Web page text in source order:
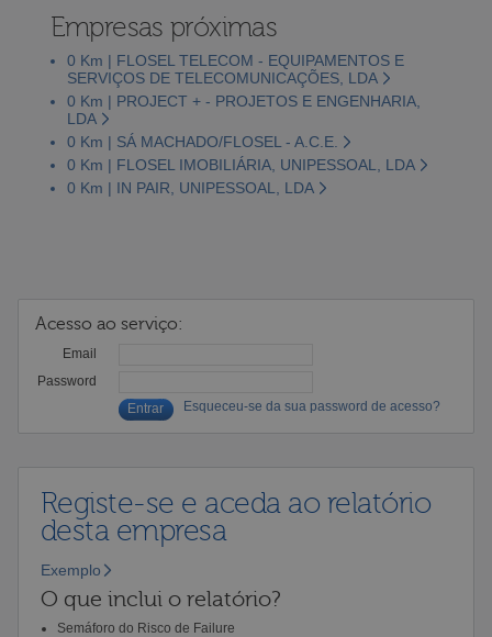
Empresas próximas
0 Km | FLOSEL TELECOM - EQUIPAMENTOS E
SERVIÇOS DE TELECOMUNICAÇÕES, LDA
0 Km | PROJECT + - PROJETOS E ENGENHARIA,
LDA
0 Km | SÁ MACHADO/FLOSEL - A.C.E.
0 Km | FLOSEL IMOBILIÁRIA, UNIPESSOAL, LDA
0 Km | IN PAIR, UNIPESSOAL, LDA
Acesso ao serviço:
Email
Password
Esqueceu-se da sua password de acesso?
Registe-se e aceda ao relatório
desta empresa
Exemplo
O que inclui o relatório?
Semáforo do Risco de Failure